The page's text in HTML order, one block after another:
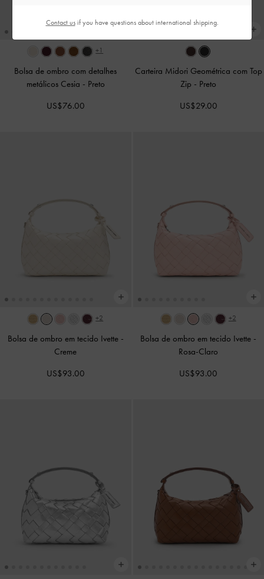
+1
Bolsa de ombro com detalhes
metálicos Cesia - Preto
US$76.00
Carteira Midori Geométrica com Top
Zip - Preto
US$29.00
+2
Bolsa de ombro em tecido Ivette -
Creme
US$93.00
+2
Bolsa de ombro em tecido Ivette -
Rosa-Claro
US$93.00
Contact usif you have questions about international shipping.